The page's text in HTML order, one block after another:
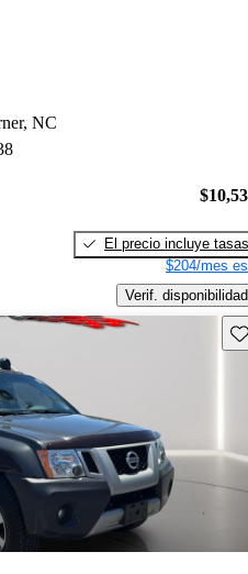
NC
El precio incluye tasas
$204/mes
Verif. disponibilidad